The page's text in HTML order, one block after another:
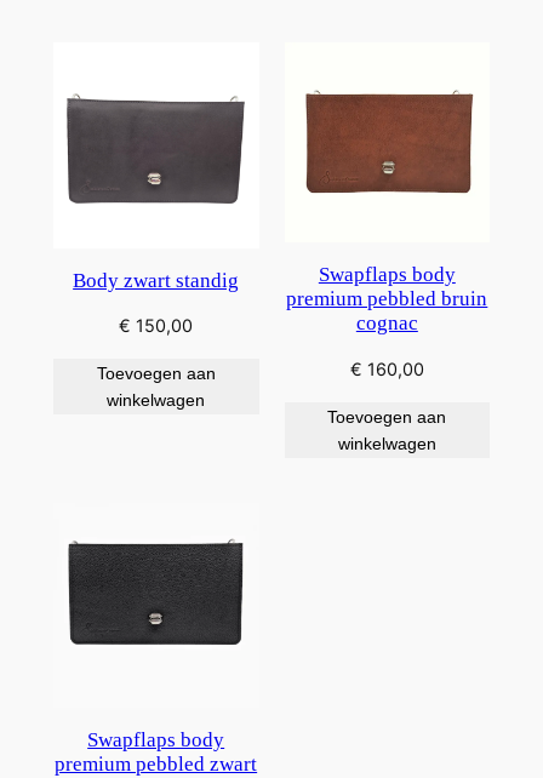
Body zwart standig
€ 150,00
Toevoegen aan
winkelwagen
Swapflaps body
premium pebbled bruin
cognac
€ 160,00
Toevoegen aan
winkelwagen
Swapflaps body
premium pebbled zwart